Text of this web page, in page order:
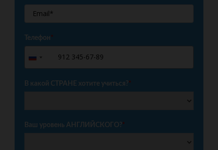
Телефон*
Russia
+7
В какой СТРАНЕ хотите учиться?*
Ваш уровень АНГЛИЙСКОГО?*